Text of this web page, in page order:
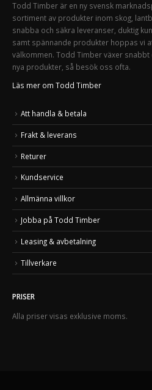
Todd Timber är en ny svensk
sortiment av produkter inom skog,
snabba och säkra leveranser, duktig
samt spännande produkter hoppas vi
välkommen. Todd Timber växer snabbt
nya produkter, så besök oss ofta.
Läs mer om Todd Timber
Att handla & betala
Frakt & leverans
Returer
Kundservice
Allmänna villkor
Jobba på Todd Timber
Leasing & avbetalning
Tillverkare
PRISER
Alla priser visas exklusive moms.